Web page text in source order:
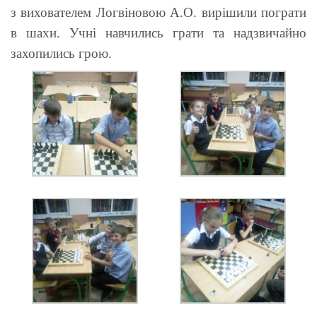
з вихователем Логвіновою А.О. вирішили пограти
в шахи. Учні навчились грати та надзвичайно
захопились грою.